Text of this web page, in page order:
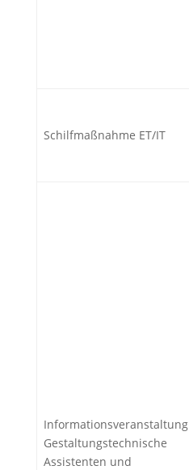
Schilfmaßnahme ET/IT
Informationsveranstaltung
Gestaltungstechnische
Assistenten und